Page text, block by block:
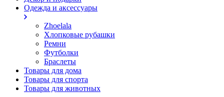
Одежда и аксессуары
Zhoelala
Хлопковые рубашки
Ремни
Футболки
Браслеты
Товары для дома
Товары для спорта
Товары для животных